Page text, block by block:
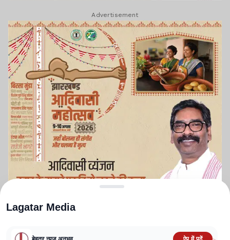
Advertisement
Lagatar Media